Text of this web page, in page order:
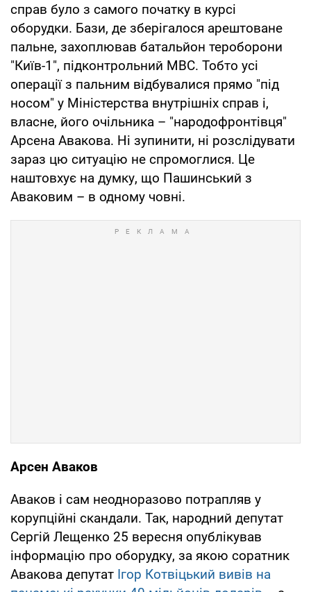
справ було з самого початку в курсі
оборудки. Бази, де зберігалося арештоване
пальне, захоплював батальйон тероборони
"Київ-1", підконтрольний МВС. Тобто усі
операції з пальним відбувалися прямо "під
носом" у Міністерства внутрішніх справ і,
власне, його очільника – "народофронтівця"
Арсена Авакова. Ні зупинити, ні розслідувати
зараз цю ситуацію не спромоглися. Це
наштовхує на думку, що Пашинський з
Аваковим – в одному човні.
Арсен Аваков
Аваков і сам неодноразово потрапляв у
корупційні скандали. Так, народний депутат
Сергій Лещенко 25 вересня опублікував
інформацію про оборудку, за якою соратник
Авакова депутат Ігор Котвіцький вивів на